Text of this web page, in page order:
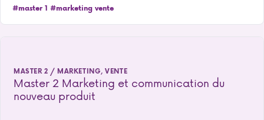
#master 1 #marketing vente
MASTER 2 / MARKETING, VENTE
Master 2 Marketing et communication du
nouveau produit